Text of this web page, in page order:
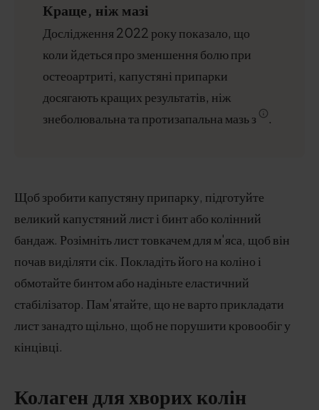
Краще, ніж мазі
Дослідження 2022 року показало, що
коли йдеться про зменшення болю при
остеоартриті, капустяні припарки
досягають кращих результатів, ніж
знеболювальна та протизапальна мазь з
.
Щоб зробити капустяну припарку, підготуйте
великий капустяний лист і бинт або колінний
бандаж. Розімніть лист товкачем для м'яса, щоб він
почав виділяти сік. Покладіть його на коліно і
обмотайте бинтом або надіньте еластичний
стабілізатор. Пам'ятайте, що не варто прикладати
лист занадто щільно, щоб не порушити кровообіг у
кінцівці.
Колаген для хворих колін